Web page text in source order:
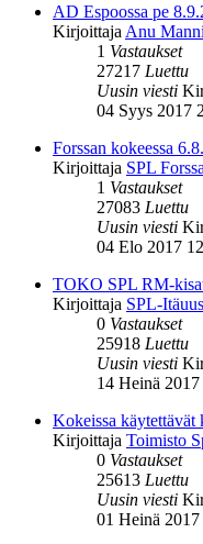
AD Espoossa pe
Kirjoittaja Anu
1 Vastaukset
27217 Luettu
Uusin viesti
04 Syys 2017
Forssan kokeessa
Kirjoittaja SPL Forssa
1 Vastaukset
27083 Luettu
Uusin viesti
04 Elo 2017
TOKO SPL RM-
Kirjoittaja SPL-
0 Vastaukset
25918 Luettu
Uusin viesti
14 Heinä
Kokeissa käytettävät
Kirjoittaja Toimisto
0 Vastaukset
25613 Luettu
Uusin viesti
01 Heinä